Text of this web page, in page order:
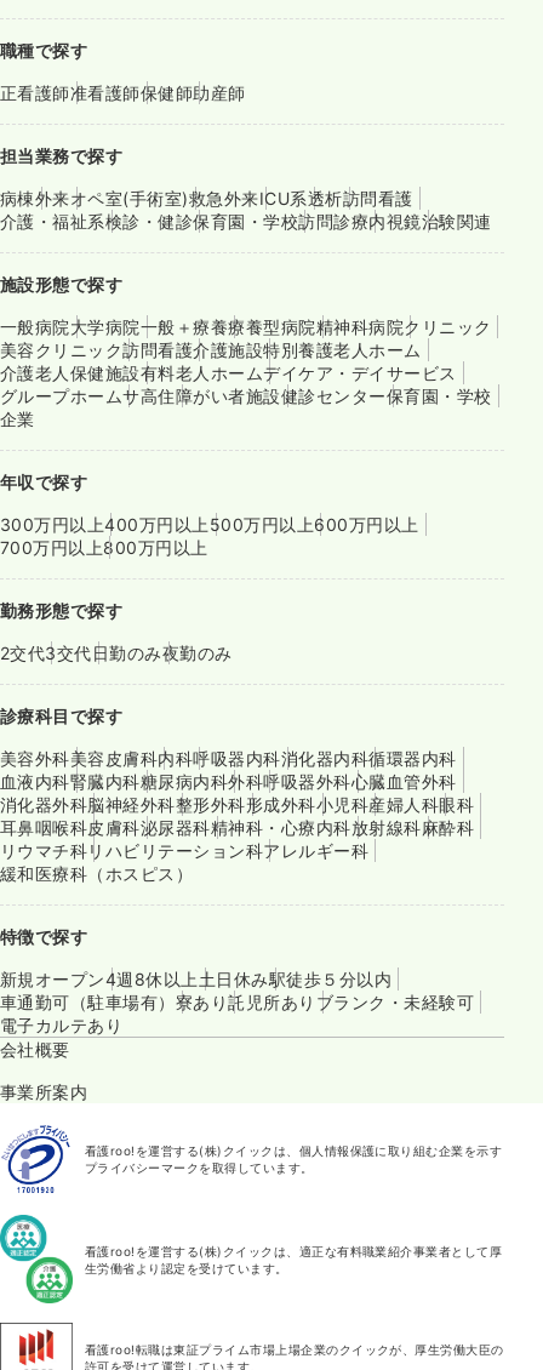
職種で探す
正看護師准看護師保健師助産師
担当業務で探す
病棟外来オペ室(手術室)救急外来ICU系透析訪問看護
介護・福祉系検診・健診保育園・学校訪問診療内視鏡治験関連
施設形態で探す
一般病院大学病院一般＋療養療養型病院精神科病院クリニック
美容クリニック訪問看護介護施設特別養護老人ホーム
介護老人保健施設有料老人ホームデイケア・デイサービス
グループホームサ高住障がい者施設健診センター保育園・学校
企業
年収で探す
300万円以上400万円以上 500万円以上600万円以上
700万円以上800万円以上
勤務形態で探す
2交代3交代日勤のみ夜勤のみ
診療科目で探す
美容外科美容皮膚科内科呼吸器内科消化器内科循環器内科
血液内科腎臓内科糖尿病内科外科呼吸器外科心臓血管外科
消化器外科脳神経外科整形外科形成外科小児科産婦人科眼科
耳鼻咽喉科皮膚科泌尿器科精神科・心療内科放射線科麻酔科
リウマチ科リハビリテーション科アレルギー科
緩和医療科（ホスピス）
特徴で探す
新規オープン4週8休以上 土日休み駅徒歩５分以内
車通勤可（駐車場有） 寮あり託児所あり ブランク・未経験可
電子カルテあり
会社概要
事業所案内
看護roo!を運営する(株)クイックは、個人情報保護に取り組む企業を示す
プライバシーマークを取得しています。
看護roo!を運営する(株)クイックは、適正な有料職業紹介事業者として厚
生労働省より認定を受けています。
看護roo!転職は東証プライム市場上場企業のクイックが、厚生労働大臣の
許可を受けて運営しています。